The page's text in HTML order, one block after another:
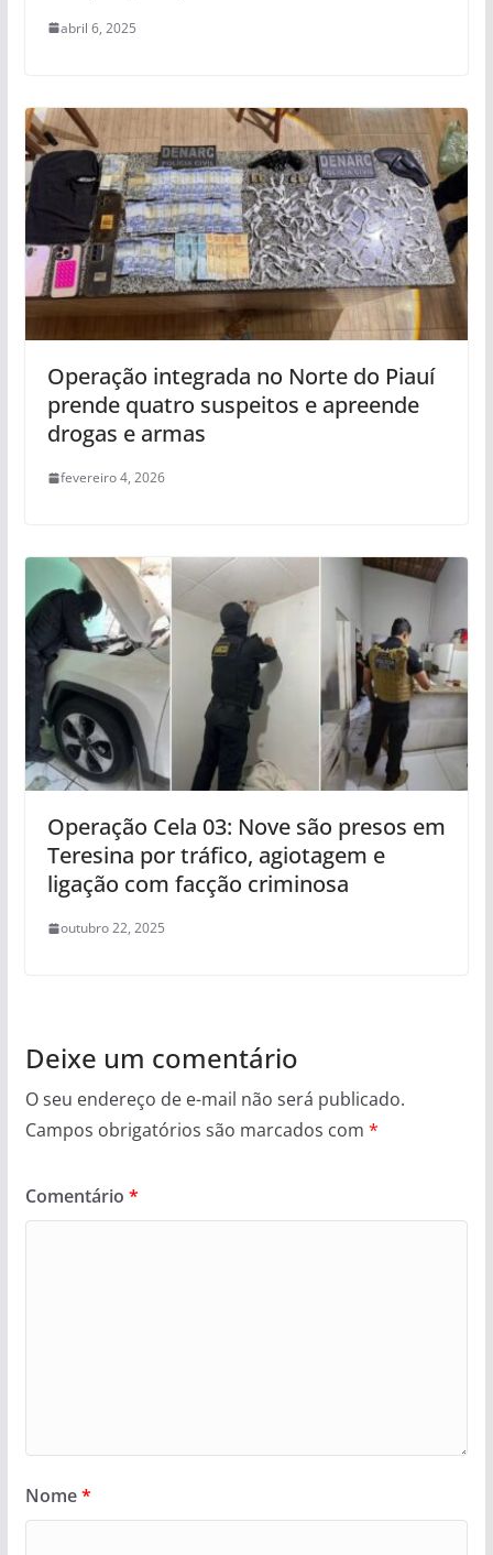
abril 6, 2025
Operação integrada no Norte do Piauí
prende quatro suspeitos e apreende
drogas e armas
fevereiro 4, 2026
Operação Cela 03: Nove são presos em
Teresina por tráfico, agiotagem e
ligação com facção criminosa
outubro 22, 2025
Deixe um comentário
O seu endereço de e-mail não será publicado.
Campos obrigatórios são marcados com *
Comentário *
Nome*